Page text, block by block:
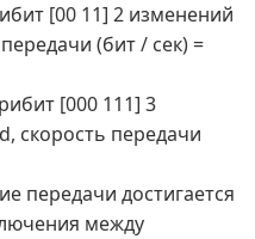
[00 11] 2 изменений
(бит / сек) =
[000 111] 3
скорость передачи
передачи достигается
между